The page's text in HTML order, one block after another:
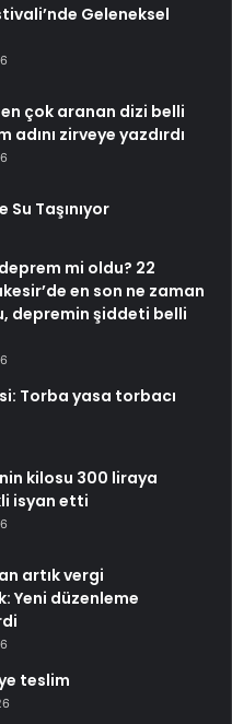
Geleneksel
en çok aranan dizi belli
adını zirveye yazdırdı
Su Taşınıyor
mi oldu? 22
en son ne zaman
depremin şiddeti belli
Torba yasa torbacı
kilosu 300 liraya
isyan etti
artık vergi
Yeni düzenleme
teslim